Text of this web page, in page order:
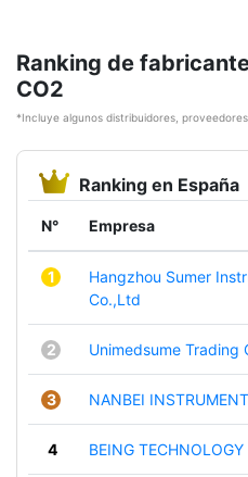
Ranking de
CO2
*Incluye algunos distribuidores,
Ranking en España
N° Empresa
1
Hangzhou Sumer
Co.,Ltd
2 Unimedsume Trading
3 NANBEI
4 BEING TECHNOLOGY